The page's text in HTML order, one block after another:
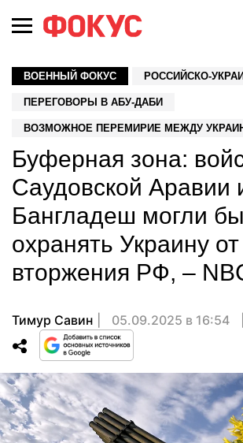
ВОЕННЫЙ ФОКУС РОССИЙСКО-
ПЕРЕГОВОРЫ В АБУ-ДАБИ
ВОЗМОЖНОЕ ПЕРЕМИРИЕ МЕЖДУ
Буферная зона:
Саудовской Аравии
Бангладеш могли бы
охранять Украину от
вторжения РФ, –
Тимур Савин 05.09.2025 в 16:54